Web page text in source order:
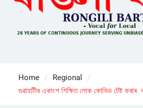
Home
Regional
গুৱাহাটীৰ একাংশ শিক্ষিত লোক কোভিড টেষ্ট কৰাৰ